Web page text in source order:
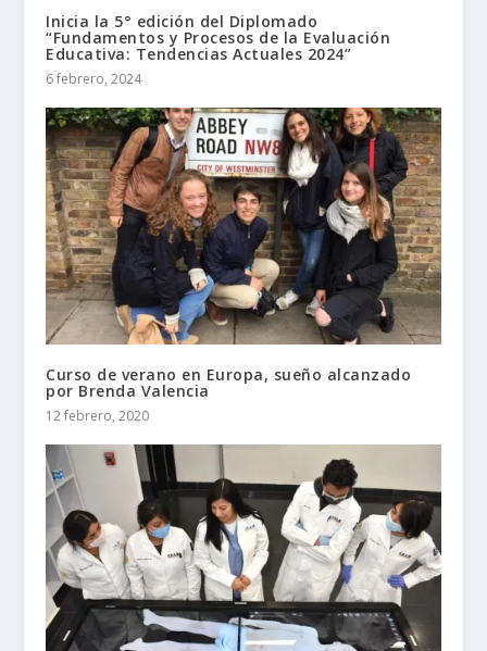
Inicia la 5° edición del Diplomado
“Fundamentos y Procesos de la Evaluación
Educativa: Tendencias Actuales 2024”
6 febrero, 2024
Curso de verano en Europa, sueño alcanzado
por Brenda Valencia
12 febrero, 2020